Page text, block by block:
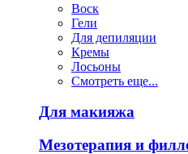
Воск
Гели
Для депиляции
Кремы
Лосьоны
Смотреть еще...
Для макияжа
Мезотерапия и